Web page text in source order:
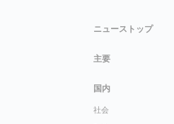
ニューストップ
主要
国内
社会